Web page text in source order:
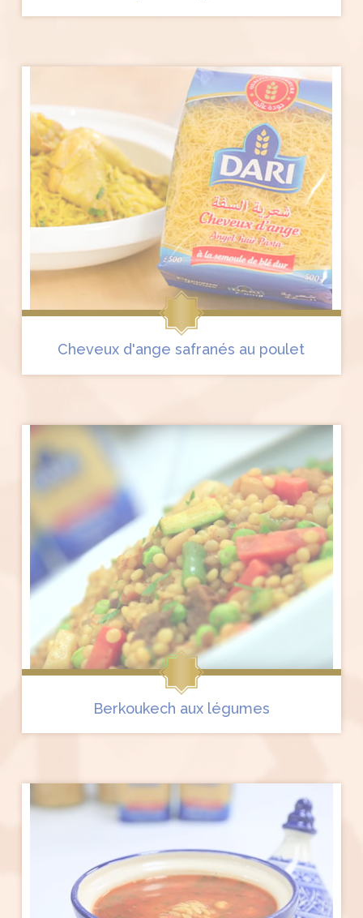
Cheveux d'ange safranés au poulet
Berkoukech aux légumes